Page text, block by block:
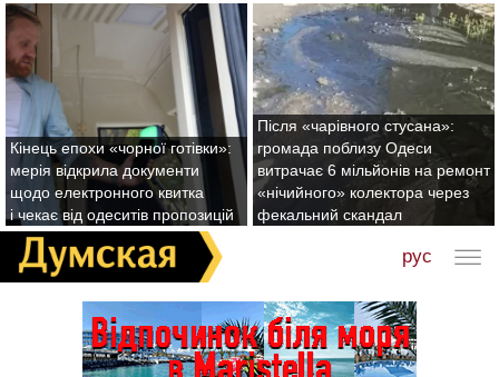
Кінець епохи «чорної готівки»:
мерія відкрила документи
щодо електронного квитка
і чекає від одеситів пропозицій
Після «чарівного стусана»:
громада поблизу Одеси
витрачає 6 мільйонів на ремонт
«нічийного» колектора через
фекальний скандал
рус